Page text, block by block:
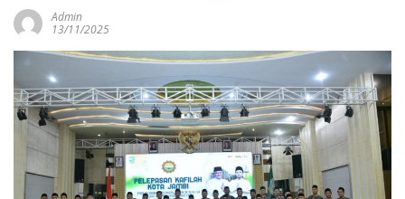
Admin
13/11/2025